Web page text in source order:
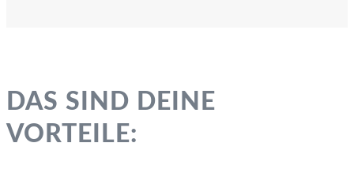
DAS SIND DEINE
VORTEILE: